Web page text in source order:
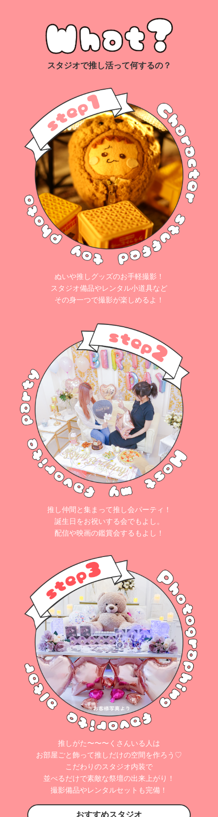
スタジオで推し活って何するの？
ぬいや推しグッズのお手軽撮影！
スタジオ備品やレンタル小道具など
その身一つで撮影が楽しめるよ！
推し仲間と集まって推し会パーティ！
誕生日をお祝いする会でもよし。
配信や映画の鑑賞会するもよし！
推しがた〜〜〜くさんいる人は
お部屋ごと飾って推しだけの空間を作ろう♡
こだわりのスタジオ内装で
並べるだけで素敵な祭壇の出来上がり！
撮影備品やレンタルセットも完備！
おすすめスタジオ